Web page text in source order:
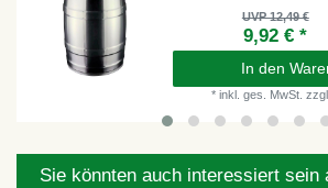
UVP 12,49 €
9,92 € *
In den
* inkl. ges. MwSt. zzgl.
Sie könnten auch interessiert sein